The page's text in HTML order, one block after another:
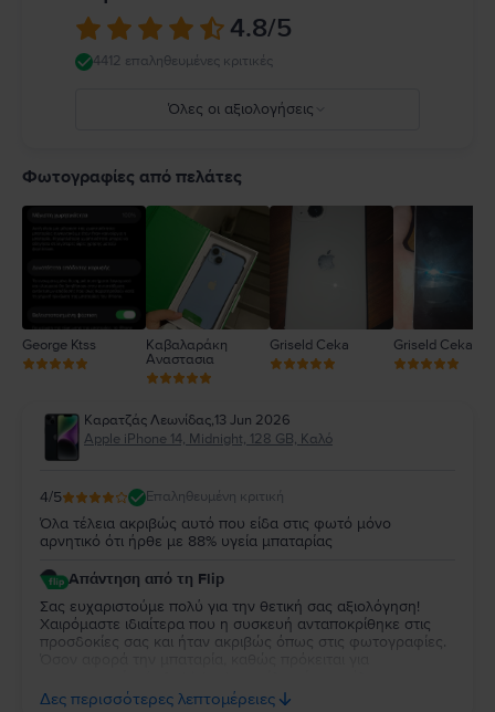
κανόνες που απαγορεύουν ή περιορίζουν τη χρήση κινητών συσκευών ή
ακουστικών. Η χρήση κατεστραμμένων καλωδίων ή προσαρμογέων ή η
φόρτιση παρουσία υγρασίας μπορεί να προκαλέσει πυρκαγιά,
ηλεκτροπληξία, τραυματισμό ή ζημιά στο iPhone ή σε άλλη περιουσία.
ro/guide/iphone/iph301fc905/ios
4.8/5
4412 επαληθευμένες κριτικές
Όλες οι αξιολογήσεις
4
1
Φωτογραφίες από πελάτες
George Ktss
Καβαλαράκη
Αναστασια
Griseld Ceka Griseld Ceka
Καρατζάς Λεωνίδας,13 Jun 2026
Apple iPhone 14, Midnight, 128 GB, Καλό
4/5 Επαληθευμένη κριτική
Όλα τέλεια ακριβώς αυτό που είδα στις φωτό μόνο
αρνητικό ότι ήρθε με 88% υγεία μπαταρίας
Απάντηση από τη Flip
Σας ευχαριστούμε πολύ για την θετική σας αξιολόγηση!
Χαιρόμαστε ιδιαίτερα που η συσκευή ανταποκρίθηκε στις
προσδοκίες σας και ήταν ακριβώς όπως στις φωτογραφίες.
φυσιολογικό η υγεία της να είναι στο 88%, καθώς
Δες περισσότερες λεπτομέρειες